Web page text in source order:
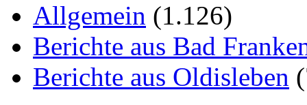
Allgemein (1.126)
Berichte aus Bad
Berichte aus Oldisleben